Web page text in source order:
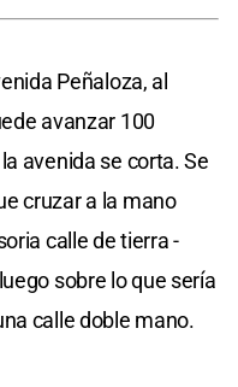
Peñaloza, al
avanzar 100
avenida se corta. Se
cruzar a la mano
calle de tierra -
sobre lo que sería
calle doble mano.